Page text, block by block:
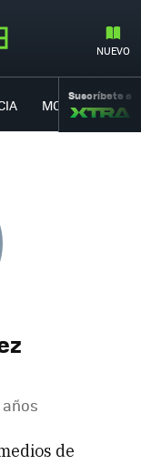
NUEVO
MOVILIDAD
Suscríbete a
años
de